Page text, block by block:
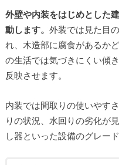
外壁や内装をはじめとした
動します。 外装では見た目
れ、木造部に腐食があるか
の生活では気づきにくい傾
反映させます。
内装では間取りの使いやす
りの状況、水回りの劣化が
し器といった設備のグレー